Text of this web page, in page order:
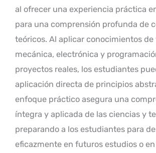
al ofrecer una experiencia práctica
para una comprensión profunda de
teóricos. Al aplicar conocimientos de
mecánica, electrónica y
proyectos reales, los estudiantes
aplicación directa de principios
enfoque práctico asegura una
íntegra y aplicada de las ciencias y
preparando a los estudiantes para
eficazmente en futuros estudios o